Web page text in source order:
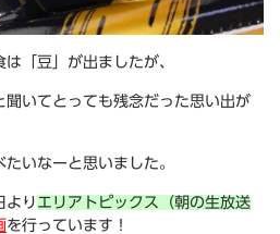
「豆」が出ましたが、
いてとっても残念だった思い出が
いなーと思いました。
より エリアトピックス（朝の生放送
を行っています！